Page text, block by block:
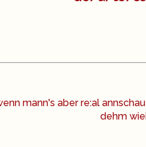
mann's aber re:al
dehm